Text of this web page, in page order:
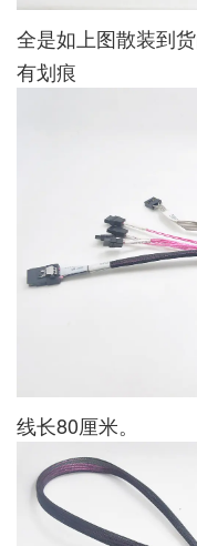
全是如上图散装到
有划痕
线长80厘米。